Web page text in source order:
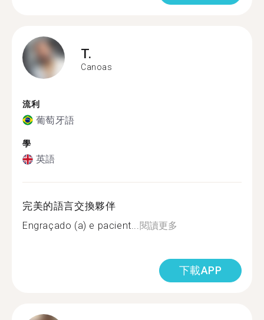
T.
Canoas
流利
葡萄牙語
學
英語
完美的語言交換夥伴
Engraçado (a) e pacient...閱讀更多
下載APP